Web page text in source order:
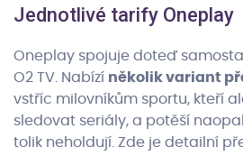
Jednotlivé tarify Oneplay
Oneplay spojuje doteď
O2 TV. Nabízí několik variant
vstříc milovníkům sportu, kteří
sledovat seriály, a potěší
tolik neholdují. Zde je detailní